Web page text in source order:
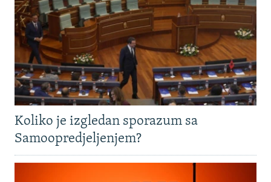
Koliko je izgledan sporazum sa
Samoopredjeljenjem?